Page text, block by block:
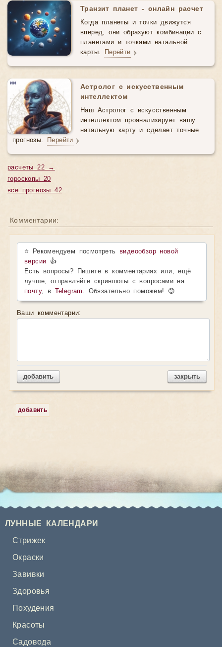
Транзит планет - онлайн расчет
Когда планеты и точки движутся
вперед, они образуют комбинации с
планетами и точками натальной
карты.
Перейти
Астролог с искусственным
интеллектом
Наш Астролог с искусственным
интеллектом проанализирует вашу
натальную карту и сделает точные
прогнозы.
Перейти
расчеты 22 →
гороскопы 20
все прогнозы 42
Комментарии:
⭐ Рекомендуем посмотретьвидеообзор новой
версии 👍
Есть вопросы? Пишите в комментариях или, ещё
лучше, отправляйте скриншоты с вопросами на
почту, в Telegram . Обязательно поможем! 😊
Ваши комментарии:
добавить закрыть
добавить
ЛУННЫЕ КАЛЕНДАРИ
Стрижек
Окраски
Завивки
Здоровья
Похудения
Красоты
Садовода